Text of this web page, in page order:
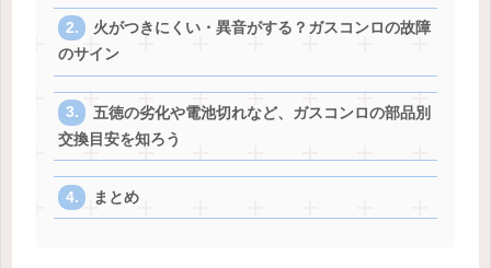
火がつきにくい・異音がする？ガスコンロの故障
のサイン
五徳の劣化や電池切れなど、ガスコンロの部品別
交換目安を知ろう
まとめ